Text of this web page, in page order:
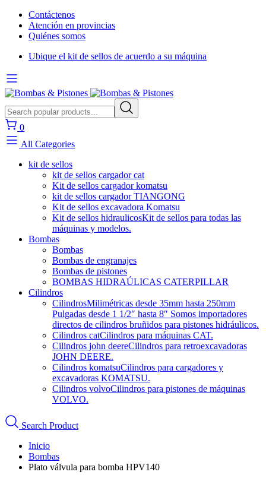
Contáctenos
Atención en provincias
Quiénes somos
Ubique el kit de sellos de acuerdo a su máquina
0
All Categories
kit de sellos
kit de sellos cargador cat
Kit de sellos cargador komatsu
kit de sellos cargador TIANGONG
Kit de sellos excavadora Komatsu
Kit de sellos hidraulicosKit de sellos para todas las
máquinas y modelos.
Bombas
Bombas
Bombas de engranajes
Bombas de pistones
BOMBAS HIDRAÚLICAS CATERPILLAR
Cilindros
CilindrosMilimétricas desde 35mm hasta 250mm
Pulgadas desde 1 1/2″ hasta 8″ Somos importadores
directos de cilindros bruñidos para pistones hidráulicos.
Cilindros catCilindros para máquinas CAT.
Cilindros john deereCilindros para retroexcavadoras
JOHN DEERE.
Cilindros komatsuCilindros para cargadores y
excavadoras KOMATSU.
Cilindros volvoCilindros para pistones de máquinas
VOLVO.
Search Product
Inicio
Bombas
Plato válvula para bomba HPV140